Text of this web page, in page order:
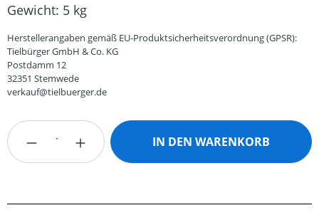
Gewicht: 5 kg
Herstellerangaben gemäß EU-Produktsicherheitsverordnung (GPSR):
Tielbürger GmbH & Co. KG
Postdamm 12
32351 Stemwede
verkauf@tielbuerger.de
Produkt Anzahl: Gib den gewünschten
IN DEN WARENKORB